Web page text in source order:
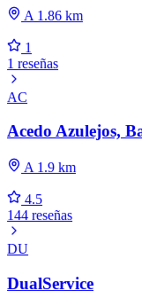
A 1.86 km
1
1 reseñas
AC
Acedo Azulejos,
A 1.9 km
4.5
144 reseñas
DU
DualService